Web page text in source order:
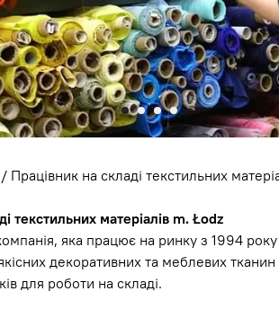
Працівник на складі текстильних
текстильних матеріалів m. Łodz
яка працює на ринку з 1994 року
декоративних та меблевих тканин
для роботи на складі.